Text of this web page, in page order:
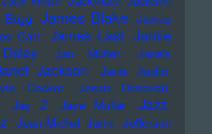
Bugg James Blake James
Carr James Last Jamie
Jan Müller
Jane's
Jackson
Janis Joplin
Cocker
Jason Donovan
Jay Z Jaye Muller
Jazz
Jean-Michel Jarre Jefferson